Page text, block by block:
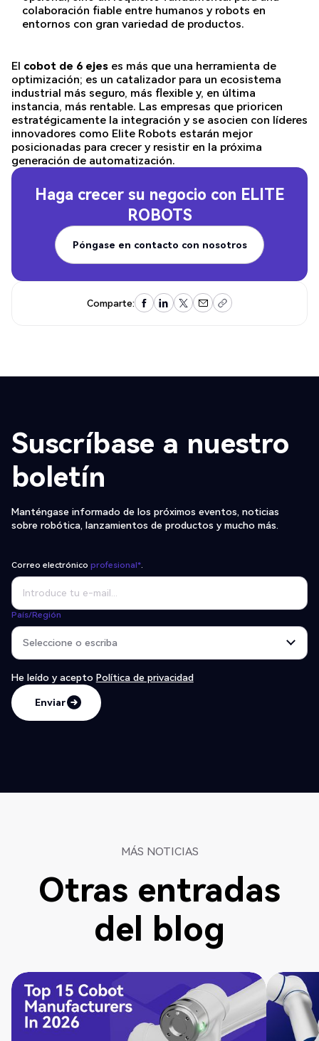
colaboración fiable entre humanos y robots en
entornos con gran variedad de productos.
El cobot de 6 ejeses más que una herramienta de
optimización; es un catalizador para un ecosistema
industrial más seguro, más flexible y, en última
instancia, más rentable. Las empresas que prioricen
estratégicamente la integración y se asocien con líderes
innovadores como Elite Robots estarán mejor
posicionadas para crecer y resistir en la próxima
generación de automatización.
Haga crecer su negocio con ELITE
ROBOTS
Póngase en contacto con nosotros
Póngase en contacto con nosotros
Comparte:
Suscríbase a nuestro
boletín
Manténgase informado de los próximos eventos, noticias
sobre robótica, lanzamientos de productos y mucho más.
Correo electrónico profesional*.
País/Región
He leído y acepto Política de privacidad
Enviar
Enviar
MÁS NOTICIAS
Otras entradas
del blog